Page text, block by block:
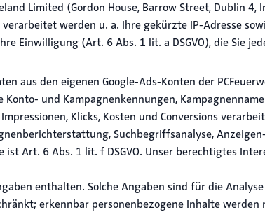
Limited (Gordon House, Barrow Street, Dublin
werden u. a. Ihre gekürzte IP-Adresse
Einwilligung (Art. 6 Abs. 1 lit. a DSGVO), die Sie
aus den eigenen Google-Ads-Konten der
und Kampagnenkennungen,
Klicks, Kosten und Conversions
Suchbegriffsanalyse,
Art. 6 Abs. 1 lit. f DSGVO. Unser berechtigtes
enthalten. Solche Angaben sind für die
erkennbar personenbezogene Inhalte